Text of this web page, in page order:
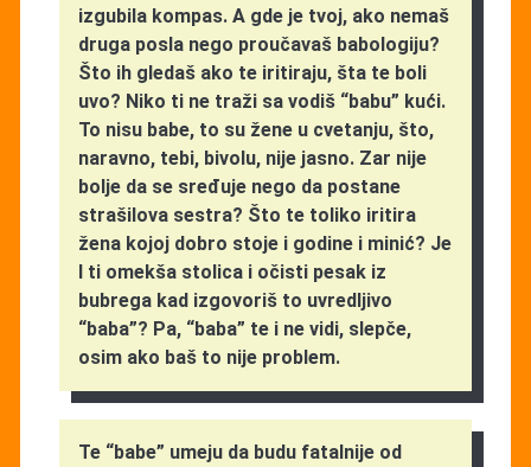
izgubila kompas. A gde je tvoj, ako nemaš
druga posla nego proučavaš babologiju?
Što ih gledaš ako te iritiraju, šta te boli
uvo? Niko ti ne traži sa vodiš “babu” kući.
To nisu babe, to su žene u cvetanju, što,
naravno, tebi, bivolu, nije jasno. Zar nije
bolje da se sređuje nego da postane
strašilova sestra? Što te toliko iritira
žena kojoj dobro stoje i godine i minić? Je
l ti omekša stolica i očisti pesak iz
bubrega kad izgovoriš to uvredljivo
“baba”? Pa, “baba” te i ne vidi, slepče,
osim ako baš to nije problem.
Te “babe” umeju da budu fatalnije od